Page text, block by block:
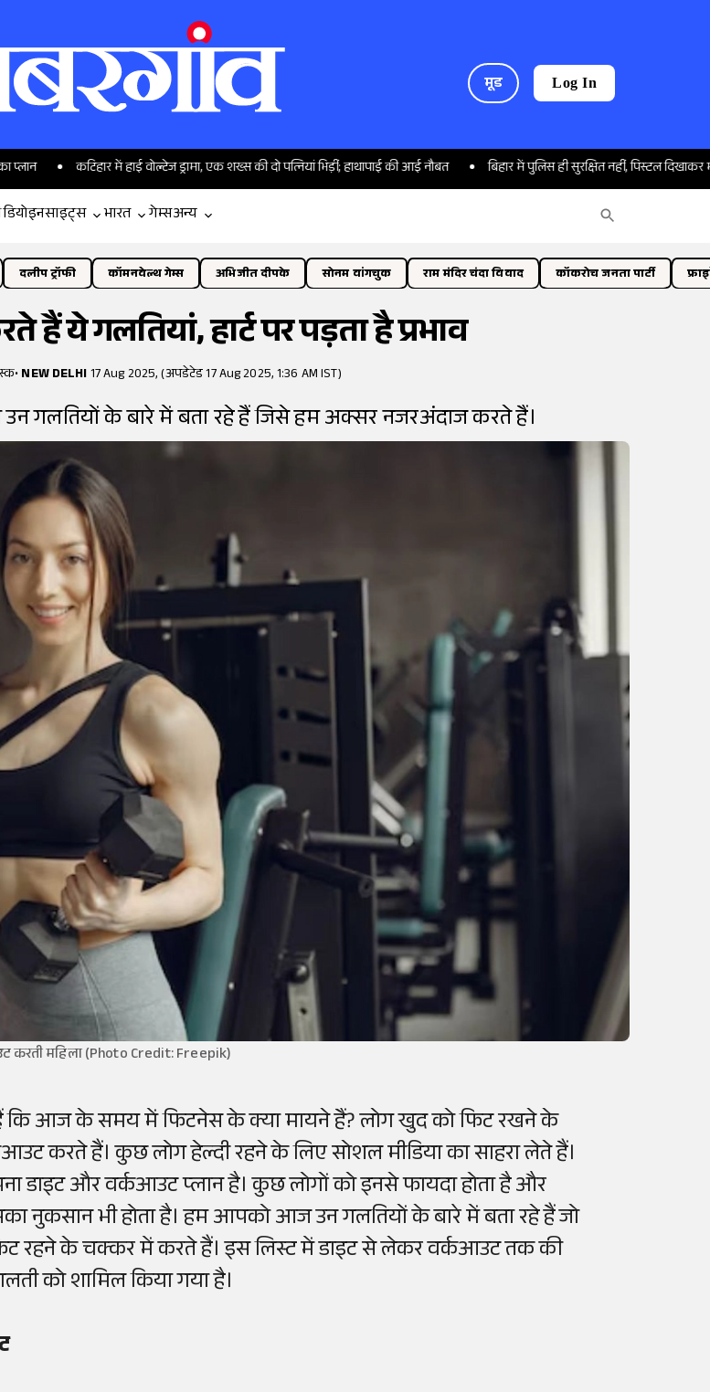
मूड Log In
कटिहार में हाई वोल्टेज ड्रामा, एक शख्स की दो पत्नियां भिड़ीं; हाथापाई की आई नौबत बिहार में पुलिस ही सुरक्षित नहीं, पिस्टल दिखाकर महिला
इनसाइट्स भारत गेम्सअन्य
दलीप ट्रॉफी कॉमनवेल्थ गेम्स अभिजीत दीपके सोनम वांगचुक राम मंदिर चंदा विवाद कॉकरोच जनता पार्टी
ये गलतियां, हार्ट पर पड़ता है प्रभाव
•NEW DELHI17 Aug 2025, (अपडेटेड 17 Aug 2025, 1:36 AM IST)
गलतियों के बारे में बता रहे हैं जिसे हम अक्सर नजरअंदाज करते हैं।
करती महिला (Photo Credit: Freepik)
कि आज के समय में फिटनेस के क्या मायने हैं? लोग खुद को फिट रखने के
करते हैं। कुछ लोग हेल्दी रहने के लिए सोशल मीडिया का साहरा लेते हैं।
डाइट और वर्कआउट प्लान है। कुछ लोगों को इनसे फायदा होता है और
नुकसान भी होता है। हम आपको आज उन गलतियों के बारे में बता रहे हैं जो
रहने के चक्कर में करते हैं। इस लिस्ट में डाइट से लेकर वर्कआउट तक की
को शामिल किया गया है।